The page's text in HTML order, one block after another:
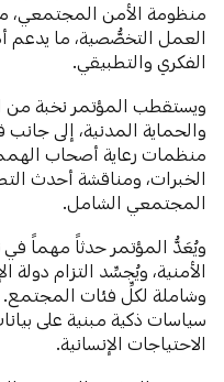
منظومة الأمن المجتمعي،
العمل التخصُّصية، ما يدعم
الفكري والتطبيقي.
ويستقطب المؤتمر نخبة من
والحماية المدنية، إلى
منظمات رعاية أصحاب
الخبرات، ومناقشة أحدث
المجتمعي الشامل.
ويُعَدُّ المؤتمر حدثاً مهماً في
الأمنية، ويُجسِّد التزام دولة
وشاملة لكلِّ فئات
سياسات ذكية مبنية على
الاحتياجات الإنسانية.